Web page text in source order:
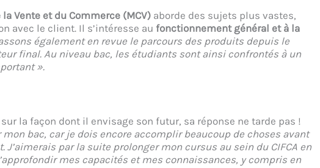
Vente et du Commerce (MCV) aborde des sujets plus vastes,
avec le client. Il s’intéresse au fonctionnement général et à la
également en revue le parcours des produits depuis le
final. Au niveau bac, les étudiants sont ainsi confrontés à un
».
la façon dont il envisage son futur, sa réponse ne tarde pas !
mon bac, car je dois encore accomplir beaucoup de choses avant
par la suite prolonger mon cursus au sein du CIFCA en
mes capacités et mes connaissances, y compris en